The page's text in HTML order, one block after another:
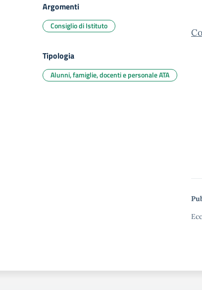
Argomenti
Consiglio di Istituto
Tipologia
Alunni, famiglie, docenti e personale ATA